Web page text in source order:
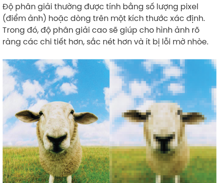
Độ phân giải thường được tính bằng số lượng pixel
(điểm ảnh) hoặc dòng trên một kích thước xác định.
Trong đó, độ phân giải cao sẽ giúp cho hình ảnh rõ
ràng các chi tiết hơn, sắc nét hơn và ít bị lỗi mờ nhòe.